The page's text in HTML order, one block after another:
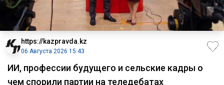
https://kazpravda.kz
06 Августа 2026 15:43
ИИ, профессии будущего и сельские кадры о
чем спорили партии на теледебатах